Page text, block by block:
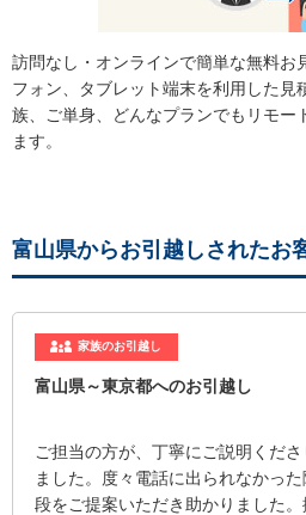
訪問なし・オンラインで簡単な無料お
フォン、タブレット端末を利用した見
族、ご単身、どんなプランでもリモー
ます。
富山県からお引越しされたお
家族のお引越し
富山県～東京都へのお引越し
ご担当の方が、丁寧にご説明くだ
ました。度々電話に出られなかっ
段をご提案いただき助かりました